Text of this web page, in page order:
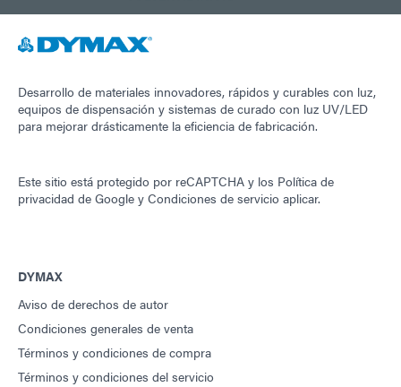
Desarrollo de materiales innovadores, rápidos y curables con luz,
equipos de dispensación y sistemas de curado con luz UV/LED
para mejorar drásticamente la eficiencia de fabricación.
Este sitio está protegido por reCAPTCHA y los Política de
privacidad de Google y Condiciones de servicio aplicar.
DYMAX
Aviso de derechos de autor
Condiciones generales de venta
Términos y condiciones de compra
Términos y condiciones del servicio